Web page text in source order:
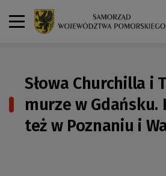
Słowa Churchilla i
murze w Gdańsku.
też w Poznaniu i